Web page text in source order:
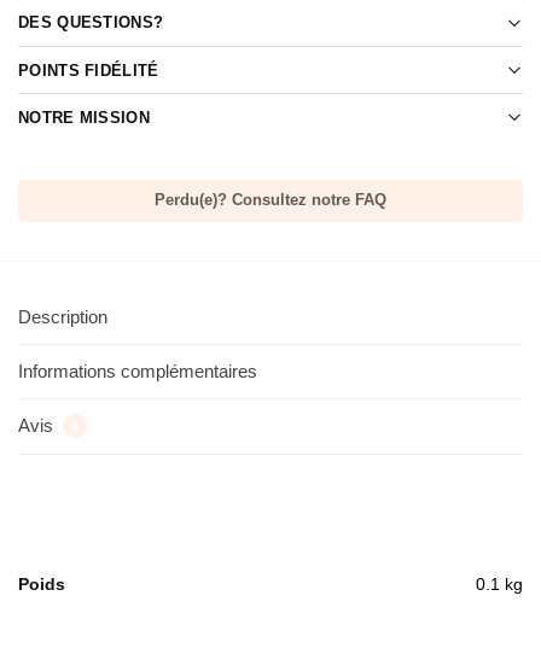
DES QUESTIONS?
POINTS FIDÉLITÉ
NOTRE MISSION
Perdu(e)? Consultez notre FAQ
Description
Informations complémentaires
Avis
Poids 0.1 kg